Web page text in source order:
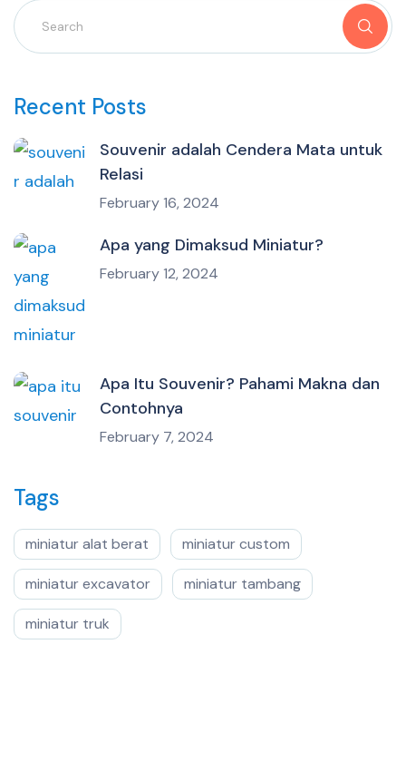
Recent Posts
Souvenir adalah Cendera Mata untuk
Relasi
February 16, 2024
Apa yang Dimaksud Miniatur?
February 12, 2024
Apa Itu Souvenir? Pahami Makna dan
Contohnya
February 7, 2024
Tags
miniatur alat berat miniatur custom
miniatur excavator miniatur tambang
miniatur truk